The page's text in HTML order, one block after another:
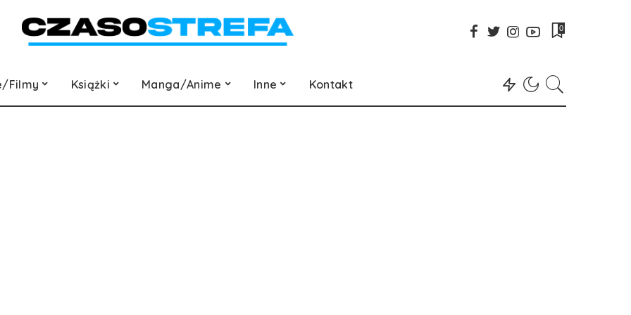
0
Filmy Książki Manga/Anime Inne Kontakt